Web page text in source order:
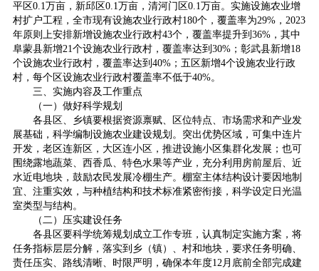
平区0.1万亩，新邱区0.1万亩，清河门区0.1万亩。实施设施农业增
村扩户工程，全市现有设施农业行政村180个，覆盖率为29%，2023
年原则上安排新增设施农业行政村43个，覆盖率提升到36%，其中
阜蒙县新增21个设施农业行政村，覆盖率达到30%；彰武县新增18
个设施农业行政村，覆盖率达到40%；五区新增4个设施农业行政
村，每个区设施农业行政村覆盖率不低于40%。
三、实施内容及工作重点
（一）做好科学规划
各县区、乡镇要根据资源禀赋、区位特点、市场需求和产业发
展基础，科学编制设施农业建设规划。突出优势区域，可集中连片
开发，老区连新区，大区连小区，推进设施小区集群化发展；也可
围绕露地蔬菜、西香瓜、特色水果等产业，充分利用房前屋后、近
水近电地块，鼓励农民发展冷棚生产。棚室主体结构设计要因地制
宜、注重实效，与种植结构和技术标准紧密衔接，科学设定日光温
室类型与结构。
（二）压实建设任务
各县区要科学统筹规划成立工作专班，认真制定实施方案，将
任务指标层层分解，落实到乡（镇）、村和地块，要求任务明确、
责任压实、路线清晰、时限严明，确保本年度12月底前全部完成建